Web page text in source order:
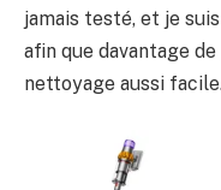
jamais testé, et je
afin que davantage
nettoyage aussi